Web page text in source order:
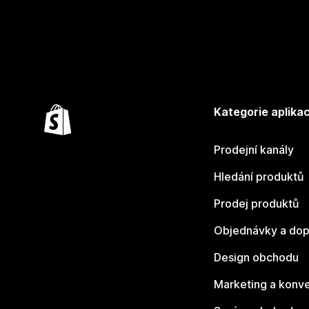
Kategorie
Prodejní kanály
Hledání produktů
Prodej produktů
Objednávky a
Design obchodu
Marketing a